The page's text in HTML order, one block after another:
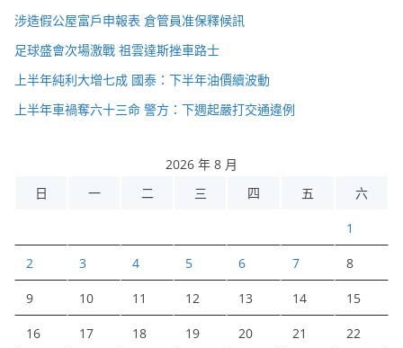
涉造假公屋富戶申報表 倉管員准保釋候訊
足球盛會次場激戰 祖雲達斯挫車路士
上半年純利大增七成 國泰：下半年油價續波動
上半年車禍奪六十三命 警方：下週起嚴打交通違例
2026 年 8 月
日
一 二 三 四 五 六
1
2 3 4 5 6 7 8
9 10 11 12 13 14 15
16 17 18 19 20 21 22